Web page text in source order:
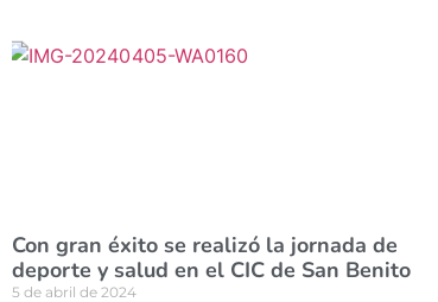
Con gran éxito se realizó la jornada de
deporte y salud en el CIC de San Benito
5 de abril de 2024